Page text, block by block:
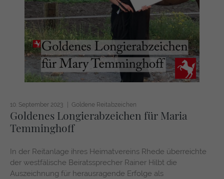
10. September 2023 Goldene Reitabzeichen
Goldenes Longierabzeichen für Maria
Temminghoff
In der Reitanlage ihres Heimatvereins Rhede überreichte
der westfälische Beiratssprecher Rainer Hilbt die
Auszeichnung für herausragende Erfolge als